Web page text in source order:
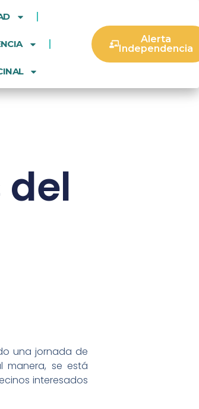
Alerta
Independencia
una jornada de
manera, se está
interesados